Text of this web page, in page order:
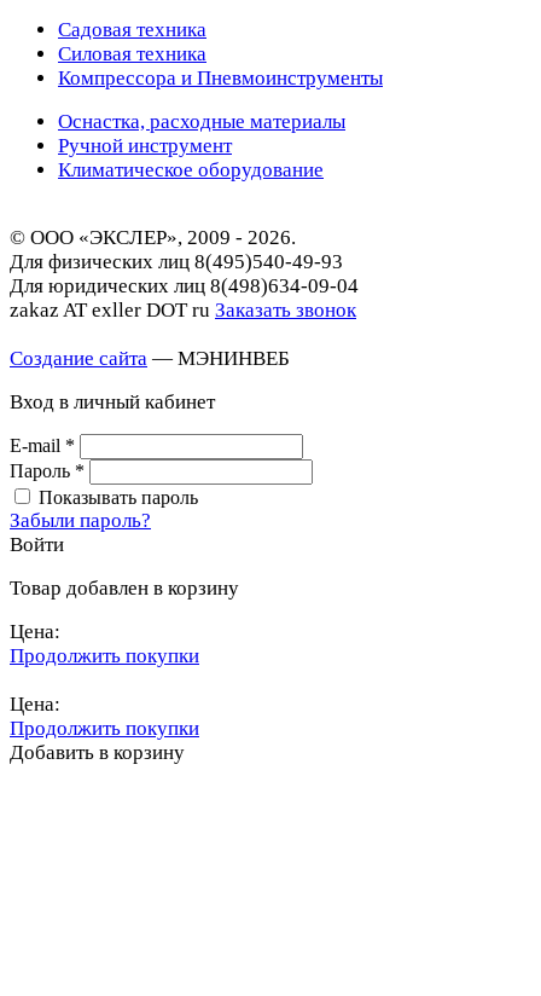
Садовая техника
Силовая техника
Компрессора и Пневмоинструменты
Оснастка, расходные материалы
Ручной инструмент
Климатическое оборудование
© ООО «ЭКСЛЕР», 2009 - 2026.
Для физических лиц 8(495)540-49-93
Для юридических лиц 8(498)634-09-04
zakaz AT exller DOT ru Заказать звонок
Создание сайта — МЭНИНВЕБ
Вход в личный кабинет
E-mail *
Пароль *
Показывать пароль
Забыли пароль?
Войти
Товар добавлен в корзину
Цена:
Продолжить покупки
Цена:
Продолжить покупки
Добавить в корзину